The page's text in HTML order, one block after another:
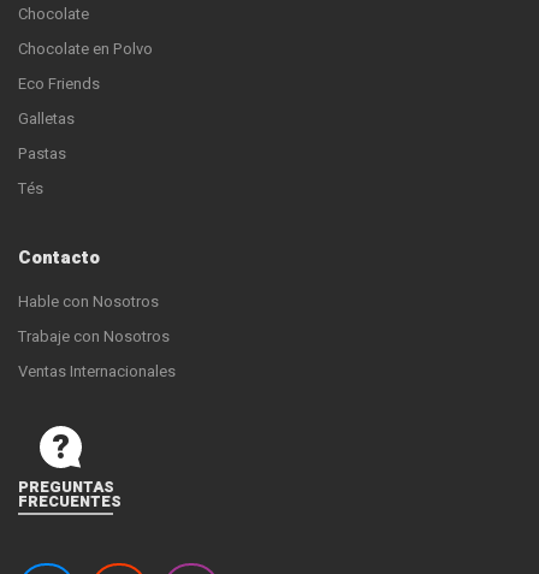
Chocolate
Chocolate en Polvo
Eco Friends
Galletas
Pastas
Tés
Contacto
Hable con Nosotros
Trabaje con Nosotros
Ventas Internacionales
PREGUNTAS
FRECUENTES